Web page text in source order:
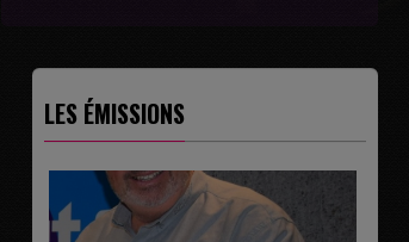
LES ÉMISSIONS